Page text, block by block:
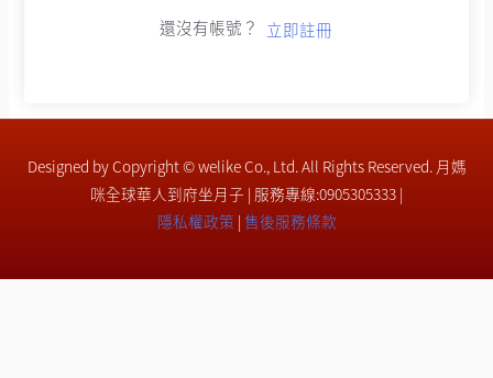
還沒有帳號？ 立即註冊
Designed by Copyright © welike Co., Ltd. All Rights Reserved. 月媽
咪全球華人到府坐月子 | 服務專線:0905305333 |
隱私權政策 | 售後服務條款